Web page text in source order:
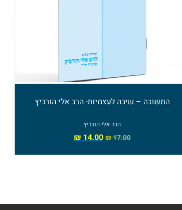
התשובה – שיבה לעצמיות- הרב אלי הורביץ
הרב אלי הורביץ
17.00
₪
14.00
₪